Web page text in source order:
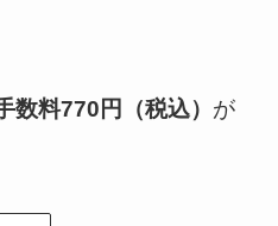
数料770円（税込） が